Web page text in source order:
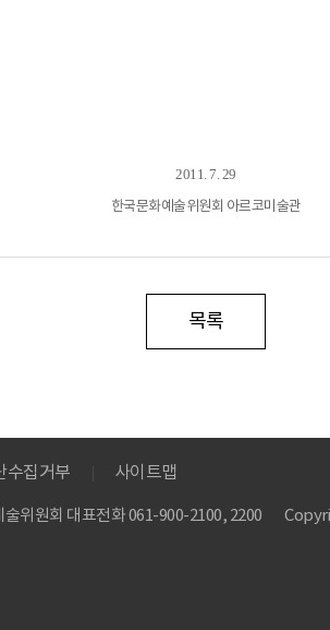
2011. 7. 29
한국문화예술위원회 아르코미술관
목록
수집거부 사이트맵
위원회 대표전화 061-900-2100, 2200